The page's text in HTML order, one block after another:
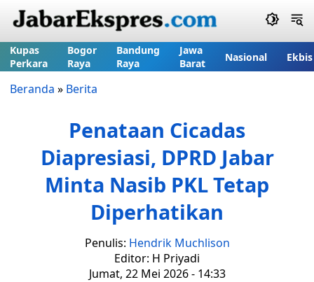
Kupas
Perkara
Bogor
Raya
Bandung
Raya
Jawa
Barat
Nasional Ekbis
Beranda » Berita
Penataan Cicadas
Diapresiasi, DPRD Jabar
Minta Nasib PKL Tetap
Diperhatikan
Penulis: Hendrik Muchlison
Editor: H Priyadi
Jumat, 22 Mei 2026 - 14:33